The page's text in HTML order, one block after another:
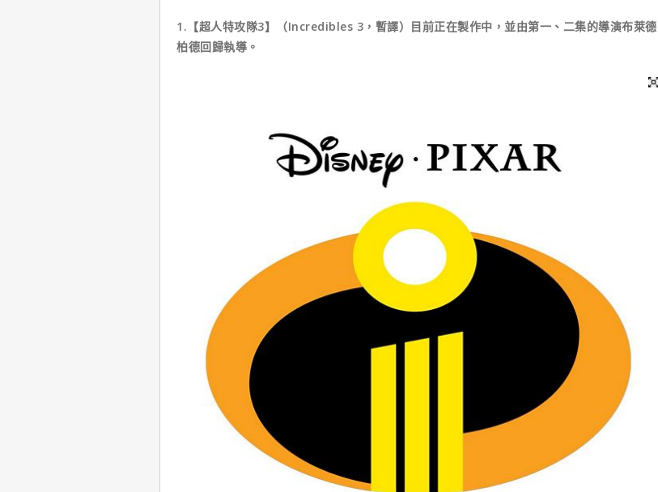
1.【超人特攻隊3】（Incredibles 3，暫譯）目前正在製作中，並由第一、二集的導演布萊德
柏德回歸執導。